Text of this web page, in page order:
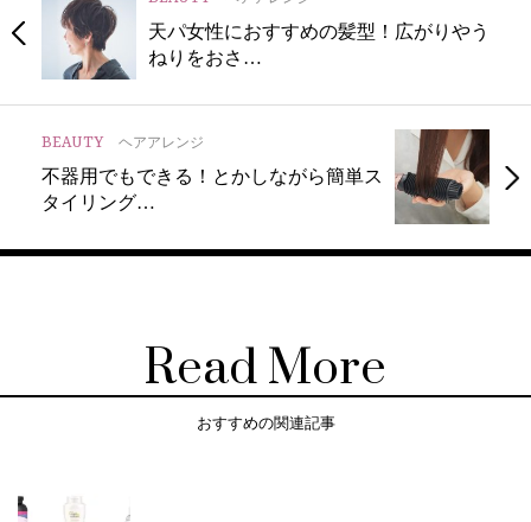
天パ女性におすすめの髪型！広がりやう
ねりをおさ…
BEAUTY ヘアアレンジ
不器用でもできる！とかしながら簡単ス
タイリング…
Read More
おすすめの関連記事